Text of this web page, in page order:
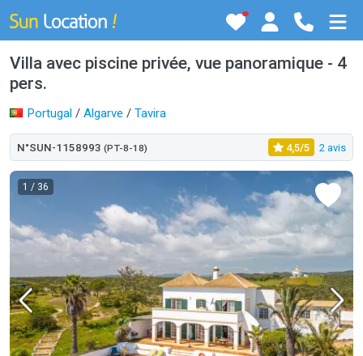
Villa avec piscine privée, vue panoramique - 4
pers.
Portugal / Algarve / Tavira
N°SUN-1158993 (PT-8-18) 4,5/5 2 avis
1 / 36